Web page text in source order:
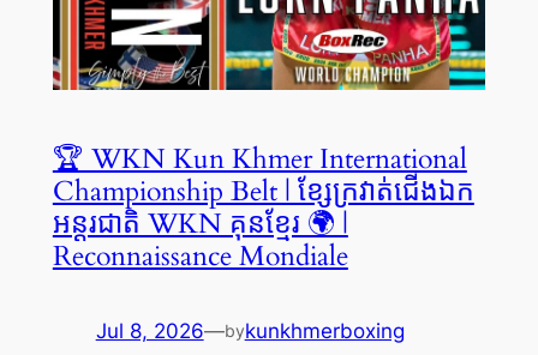
🏆 WKN Kun Khmer International
Championship Belt | ខ្សែក្រវាត់ជើងឯក
អន្តរជាតិ WKN គុនខ្មែរ 🌍 |
Reconnaissance Mondiale
Jul 8, 2026—bykunkhmerboxing